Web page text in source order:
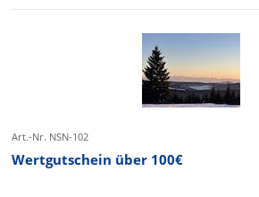
Art.-Nr. NSN-102
Wertgutschein über 100€